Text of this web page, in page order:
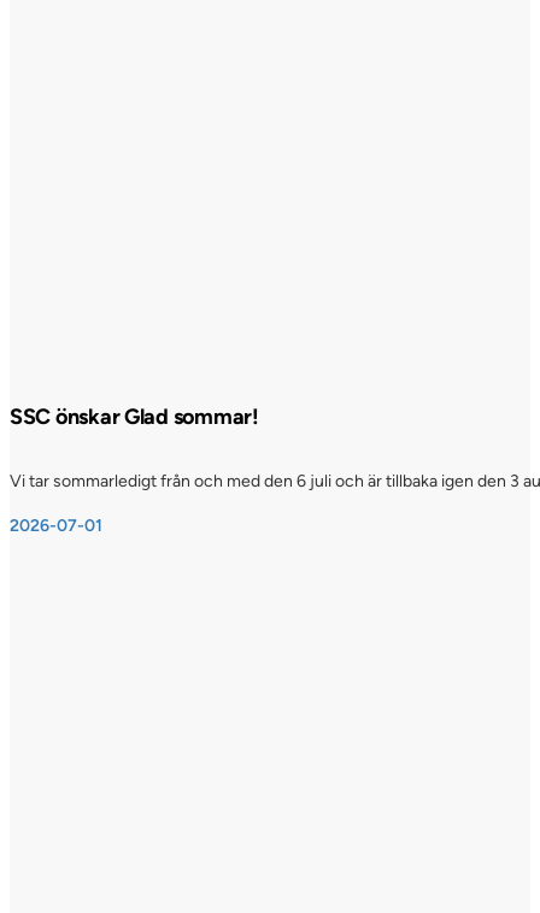
SSC önskar Glad sommar!
Vi tar sommarledigt från och med den 6 juli och är tillbaka igen den 3
2026-07-01